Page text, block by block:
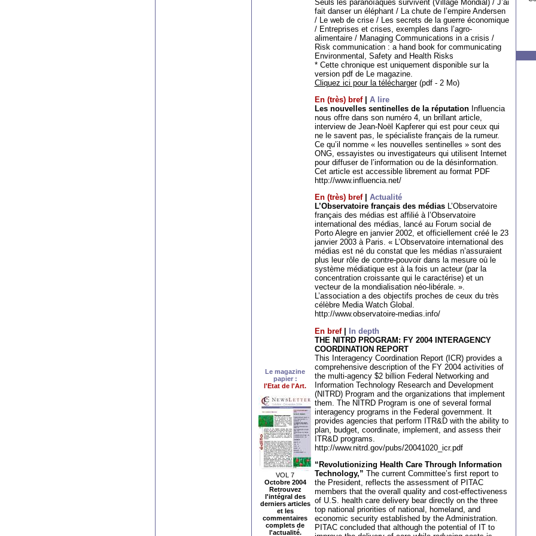
Le magazine
papier :
l'Etat de l'Art.
VOL 7
Octobre 2004
Retrouvez
l'intégral des
derniers articles
et les
commentaires
complets de
l'actualité.
Seuls les paranoïaques survivent (Village Mondial) / J’ai
fait danser un éléphant / La chute de l’empire Andersen
/ Le web de crise / Les secrets de la guerre économique
/ Entreprises et crises, exemples dans l’agro-
alimentaire / Managing Communications in a crisis /
Risk communication : a hand book for communicating
Environmental, Safety and Health Risks
* Cette chronique est uniquement disponible sur la
version pdf de Le magazine.
Cliquez ici pour la télécharger(pdf - 2 Mo)
En (très) bref
A lire
Les nouvelles sentinelles de la réputation Influencia
nous offre dans son numéro 4, un brillant article,
interview de Jean-Noël Kapferer qui est pour ceux qui
ne le savent pas, le spécialiste français de la rumeur.
Ce qu’il nomme « les nouvelles sentinelles » sont des
ONG, essayistes ou investigateurs qui utilisent Internet
pour diffuser de l’information ou de la désinformation.
Cet article est accessible librement au format PDF
http://www.influencia.net/
En (très) bref
Actualité
L’Observatoire français des médias L’Observatoire
français des médias est affilié à l’Observatoire
international des médias, lancé au Forum social de
Porto Alegre en janvier 2002, et officiellement créé le 23
janvier 2003 à Paris. « L’Observatoire international des
médias est né du constat que les médias n’assuraient
plus leur rôle de contre-pouvoir dans la mesure où le
système médiatique est à la fois un acteur (par la
concentration croissante qui le caractérise) et un
vecteur de la mondialisation néo-libérale. ».
L’association a des objectifs proches de ceux du très
célèbre Media Watch Global.
http://www.observatoire-medias.info/
En bref | In depth
THE NITRD PROGRAM: FY 2004 INTERAGENCY
COORDINATION REPORT
This Interagency Coordination Report (ICR) provides a
comprehensive description of the FY 2004 activities of
the multi-agency $2 billion Federal Networking and
Information Technology Research and Development
(NITRD) Program and the organizations that implement
them. The NITRD Program is one of several formal
interagency programs in the Federal government. It
provides agencies that perform ITR&D with the ability to
plan, budget, coordinate, implement, and assess their
ITR&D programs.
http://www.nitrd.gov/pubs/20041020_icr.pdf
“Revolutionizing Health Care Through Information
Technology,” The current Committee’s first report to
the President, reflects the assessment of PITAC
members that the overall quality and cost-effectiveness
of U.S. health care delivery bear directly on the three
top national priorities of national, homeland, and
economic security established by the Administration.
PITAC concluded that although the potential of IT to